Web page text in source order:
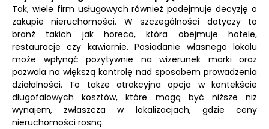
Tak, wiele firm usługowych również podejmuje decyzję o
zakupie nieruchomości. W szczególności dotyczy to
branż takich jak horeca, która obejmuje hotele,
restauracje czy kawiarnie. Posiadanie własnego lokalu
może wpłynąć pozytywnie na wizerunek marki oraz
pozwala na większą kontrolę nad sposobem prowadzenia
działalności. To także atrakcyjna opcja w kontekście
długofalowych kosztów, które mogą być niższe niż
wynajem, zwłaszcza w lokalizacjach, gdzie ceny
nieruchomości rosną.